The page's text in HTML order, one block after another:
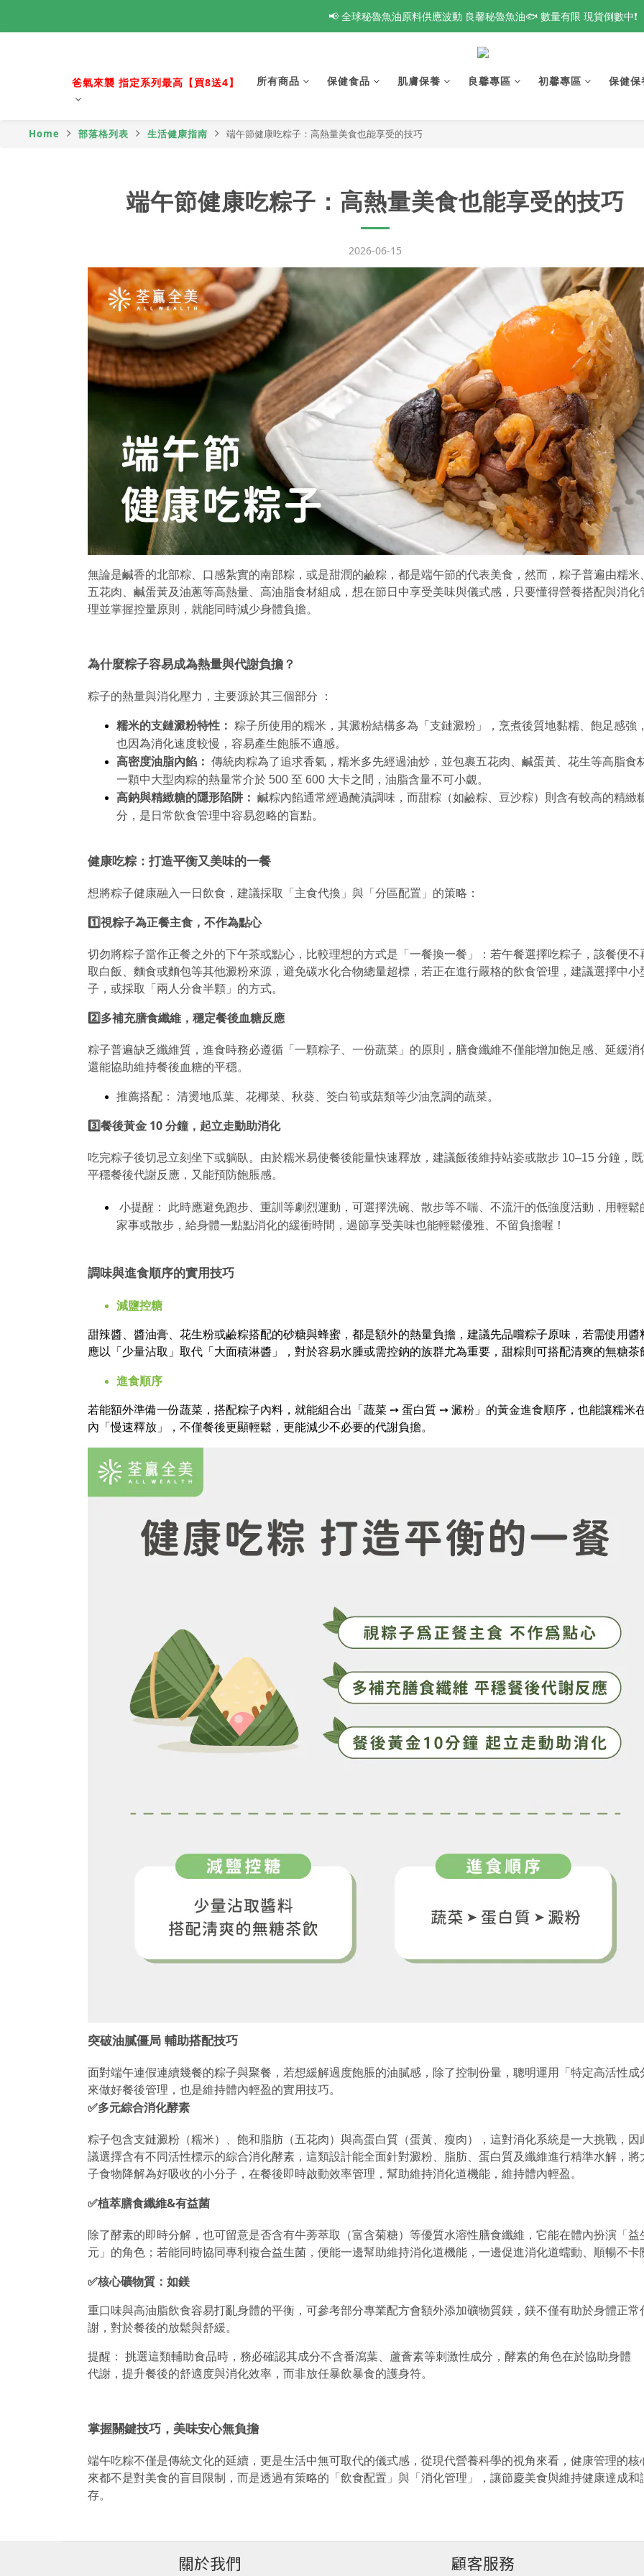
活力88節 爸氣來襲🔥 指定系列最高【買8送4】❗全館滿額最高現折$1188 新會員再
📢 全球秘魯魚油原料供應波動 良馨秘魯魚油🐟 數量有限 現貨倒數中❗
👑 VIP鑽石會員專屬 新品體驗開放申請中❗
活力88節 爸氣來襲🔥 指定系列最高【買8送4】❗全館滿額最高現折$1188 新會員再享
爸氣來襲 指定系列最高【買8送4】 所有商品 保健食品 肌膚保養 良馨專區 初馨專區 保健保
Home 部落格列表 生活健康指南 端午節健康吃粽子：高熱量美食也能享受的技巧
端午節健康吃粽子：高熱量美食也能享受的技巧
2026-06-15
無論是鹹香的北部粽、口感紮實的南部粽，或是甜潤的鹼粽，都是端午節的代表美食，然而，粽子普遍由糯米
五花肉、鹹蛋黃及油蔥等高熱量、高油脂食材組成，想在節日中享受美味與儀式感，只要懂得營養搭配與消化
理並掌握控量原則，就能同時減少身體負擔。
為什麼粽子容易成為熱量與代謝負擔？
粽子的熱量與消化壓力，主要源於其三個部分 ：
糯米的支鏈澱粉特性： 粽子所使用的糯米，其澱粉結構多為「支鏈澱粉」，烹煮後質地黏糯、飽足感強
也因為消化速度較慢，容易產生飽脹不適感。
高密度油脂內餡： 傳統肉粽為了追求香氣，糯米多先經過油炒，並包裹五花肉、鹹蛋黃、花生等高脂食
一顆中大型肉粽的熱量常介於 500 至 600 大卡之間，油脂含量不可小覷。
高鈉與精緻糖的隱形陷阱： 鹹粽內餡通常經過醃漬調味，而甜粽（如鹼粽、豆沙粽）則含有較高的精緻
分，是日常飲食管理中容易忽略的盲點。
健康吃粽：打造平衡又美味的一餐
想將粽子健康融入一日飲食，建議採取「主食代換」與「分區配置」的策略：
1️⃣視粽子為正餐主食，不作為點心
切勿將粽子當作正餐之外的下午茶或點心，比較理想的方式是「一餐換一餐」：若午餐選擇吃粽子，該餐便不
取白飯、麵食或麵包等其他澱粉來源，避免碳水化合物總量超標，若正在進行嚴格的飲食管理，建議選擇中小
子，或採取「兩人分食半顆」的方式。
2️⃣多補充膳食纖維，穩定餐後血糖反應
粽子普遍缺乏纖維質，進食時務必遵循「一顆粽子、一份蔬菜」的原則，膳食纖維不僅能增加飽足感、延緩消
還能協助維持餐後血糖的平穩。
推薦搭配： 清燙地瓜葉、花椰菜、秋葵、筊白筍或菇類等少油烹調的蔬菜。
3️⃣餐後黃金 10 分鐘，起立走動助消化
吃完粽子後切忌立刻坐下或躺臥。由於糯米易使餐後能量快速釋放，建議飯後維持站姿或散步 10–15 分鐘，
平穩餐後代謝反應，又能預防飽脹感。
小提醒： 此時應避免跑步、重訓等劇烈運動，可選擇洗碗、散步等不喘、不流汗的低強度活動，用輕鬆
家事或散步，給身體一點點消化的緩衝時間，過節享受美味也能輕鬆優雅、不留負擔喔！
調味與進食順序的實用技巧
減鹽控糖
甜辣醬、醬油膏、花生粉或鹼粽搭配的砂糖與蜂蜜，都是額外的熱量負擔，建議先品嚐粽子原味，若需使用醬
應以「少量沾取」取代「大面積淋醬」，對於容易水腫或需控鈉的族群尤為重要，甜粽則可搭配清爽的無糖茶
進食順序
若能額外準備一份蔬菜，搭配粽子內料，就能組合出「蔬菜 ➙ 蛋白質 ➙ 澱粉」的黃金進食順序，也能讓糯米
內「慢速釋放」，不僅餐後更顯輕鬆，更能減少不必要的代謝負擔。
突破油膩僵局 輔助搭配技巧
面對端午連假連續幾餐的粽子與聚餐，若想緩解過度飽脹的油膩感，除了控制份量，聰明運用「特定高活性成
來做好餐後管理，也是維持體內輕盈的實用技巧。
✅多元綜合消化酵素
粽子包含支鏈澱粉（糯米）、飽和脂肪（五花肉）與高蛋白質（蛋黃、瘦肉），這對消化系統是一大挑戰，因
議選擇含有不同活性標示的綜合消化酵素 ，這類設計能全面針對澱粉、脂肪、蛋白質及纖維進行精準水解，將
子食物降解為好吸收的小分子，在餐後即時啟動效率管理，幫助維持消化道機能，維持體內輕盈。
✅植萃膳食纖維&有益菌
除了酵素的即時分解，也可留意是否含有牛蒡萃取（富含菊糖）等優質水溶性膳食纖維，它能在體內扮演 「益
元」 的角色 ； 若能同時協同專利 複合益生菌 ，便能一邊幫助維持消化道機能，一邊促進消化道蠕動、順暢不卡
✅核心礦物質：如鎂
重口味與高油脂飲食容易打亂身體的平衡，可參考部分專業配方會額外添加礦物質鎂 ，鎂不僅有助於身體正常
謝，對於餐後的放鬆與舒緩。
提醒： 挑選這類輔助食品時，務必確認其成分不含番瀉葉、蘆薈素等刺激性成分 ，酵素的角色在於協助身體
代謝，提升餐後的舒適度與消化效率，而非放任暴飲暴食的護身符。
掌握關鍵技巧，美味安心無負擔
端午吃粽不僅是傳統文化的延續，更是生活中無可取代的儀式感，從現代營養科學的視角來看，健康管理的核
來都不是對美食的盲目限制，而是透過有策略的「飲食配置」與「消化管理」，讓節慶美食與維持健康達成和
存。
關於我們 顧客服務